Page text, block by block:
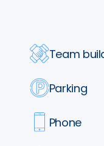
Team
Parking
Phone